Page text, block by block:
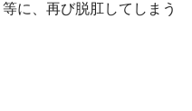
に、再び脱肛してしまう